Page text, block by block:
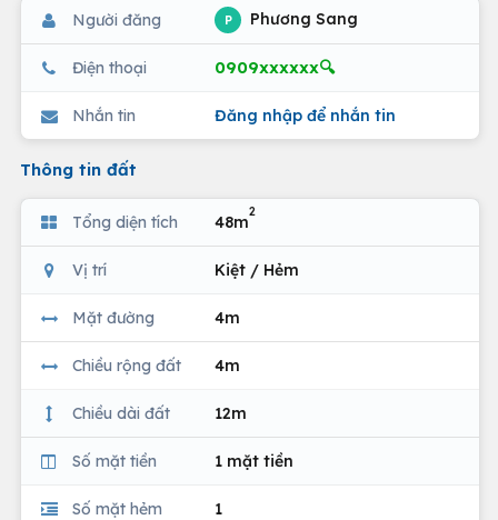
Người đăng P Phương Sang
Điện thoại 0909xxxxxx🔍
Nhắn tin Đăng nhập để nhắn tin
Thông tin đất
Tổng diện tích 48m
2
Vị trí Kiệt / Hẻm
Mặt đường 4m
Chiều rộng đất 4m
Chiều dài đất 12m
Số mặt tiền 1 mặt tiền
Số mặt hẻm 1